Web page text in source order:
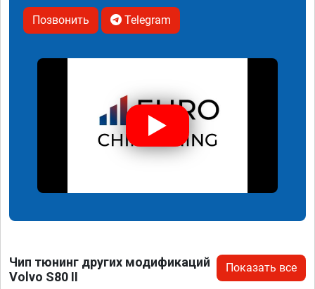
Позвонить Telegram
Чип тюнинг других модификаций
Volvo S80 II
Показать все